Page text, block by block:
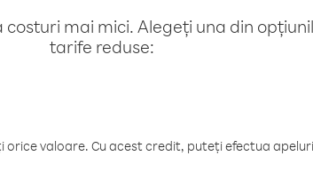
mai mici. Alegeți una din
tarife reduse:
valoare. Cu acest credit, puteți efectua